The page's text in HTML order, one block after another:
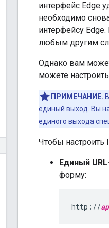
интерфейс Edge
необходимо
интерфейсу
любым другим
Однако вам
можете
ПРИМЕЧАНИЕ.
единый выход. Вы
единого выхода
Чтобы настроить
Единый
форму:
http://